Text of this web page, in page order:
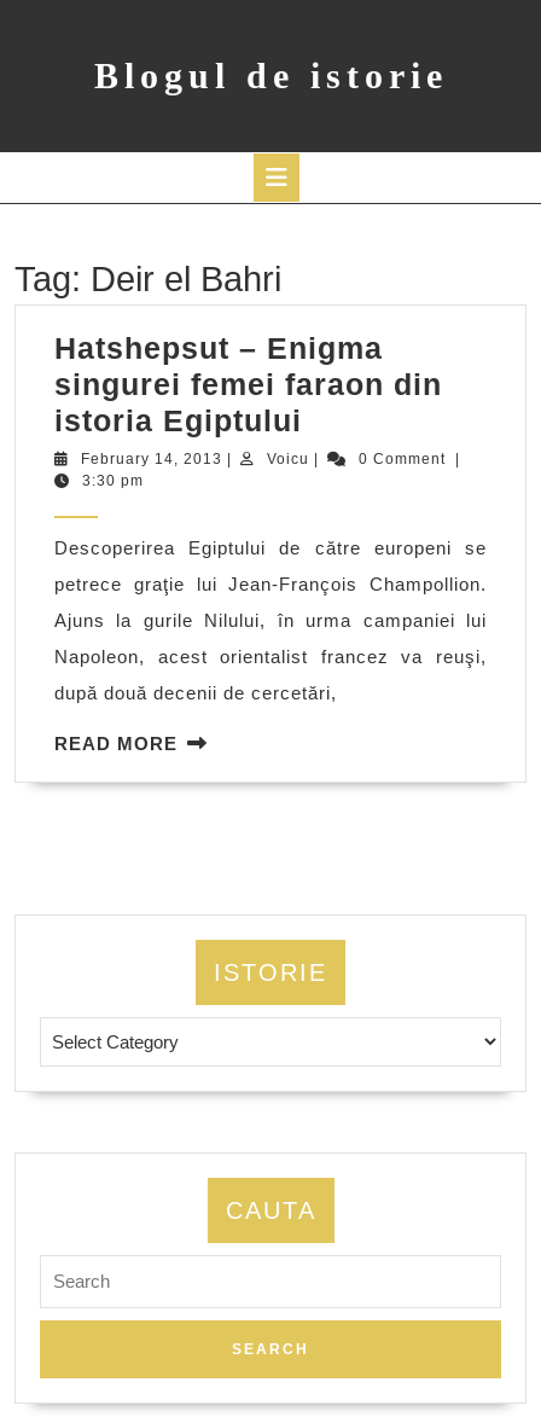
Blogul de istorie
Tag: Deir el Bahri
Hatshepsut – Enigma
singurei femei faraon din
istoria Egiptului
–
femei
faraon
din
istoria
Egiptului
February 14, 2013 FebruaryVoicu Voicu 0 Comment
3:30 pm
Descoperirea Egiptului de către europeni se
petrece graţie lui Jean-François Champollion.
Ajuns la gurile Nilului, în urma campaniei lui
Napoleon, acest orientalist francez va reuşi,
după două decenii de cercetări,
READ MORE READ
ISTORIE
CAUTA
for: